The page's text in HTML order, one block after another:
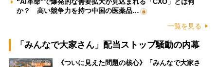
か？ 高い競争力を持つ中国の医薬品…
一覧を見る
「みんなで大家さん」配当ストップ騒動の内幕
《ついに見えた問題の核心》「みんなで大家さ